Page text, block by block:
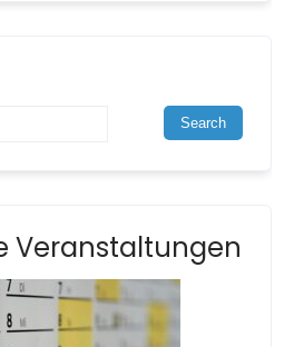
Veranstaltungen